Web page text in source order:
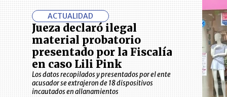
ACTUALIDAD
Jueza declaró ilegal
material probatorio
presentado por la Fiscalía
en caso Lili Pink
Los datos recopilados y presentados por el ente
acusador se extrajeron de 18 dispositivos
incautados en allanamientos